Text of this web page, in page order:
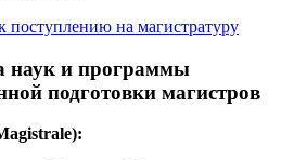
поступлению на магистратуру
наук и программы
подготовки магистров